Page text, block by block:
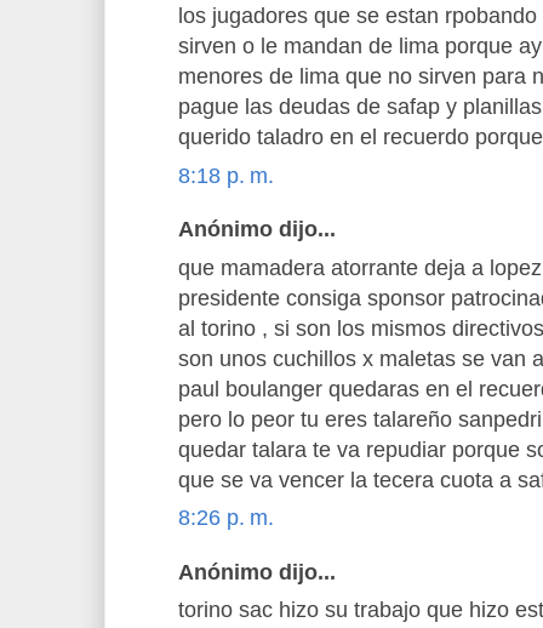
los jugadores que se estan
sirven o le mandan de lima porque
menores de lima que no sirven para
pague las deudas de safap y
querido taladro en el recuerdo
8:18 p. m.
Anónimo dijo...
que mamadera atorrante deja a
presidente consiga sponsor
al torino , si son los mismos
son unos cuchillos x maletas se van
paul boulanger quedaras en el
pero lo peor tu eres talareño
quedar talara te va repudiar porque
que se va vencer la tecera cuota a
8:26 p. m.
Anónimo dijo...
torino sac hizo su trabajo que hizo